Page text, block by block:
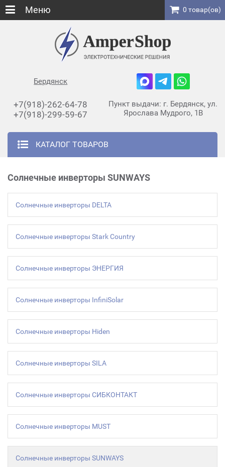
Бердянск
+7(918)-262-64-78
+7(918)-299-59-67
Пункт выдачи: г. Бердянск, ул.
Ярослава Мудрого, 1В
КАТАЛОГ ТОВАРОВ
Меню 0 товар(ов)
Солнечные инверторы SUNWAYS
Солнечные инверторы DELTA
Солнечные инверторы Stark Country
Солнечные инверторы ЭНЕРГИЯ
Солнечные инверторы InfiniSolar
Солнечные инверторы Hiden
Солнечные инверторы SILA
Солнечные инверторы СИБКОНТАКТ
Солнечные инверторы MUST
Солнечные инверторы SUNWAYS